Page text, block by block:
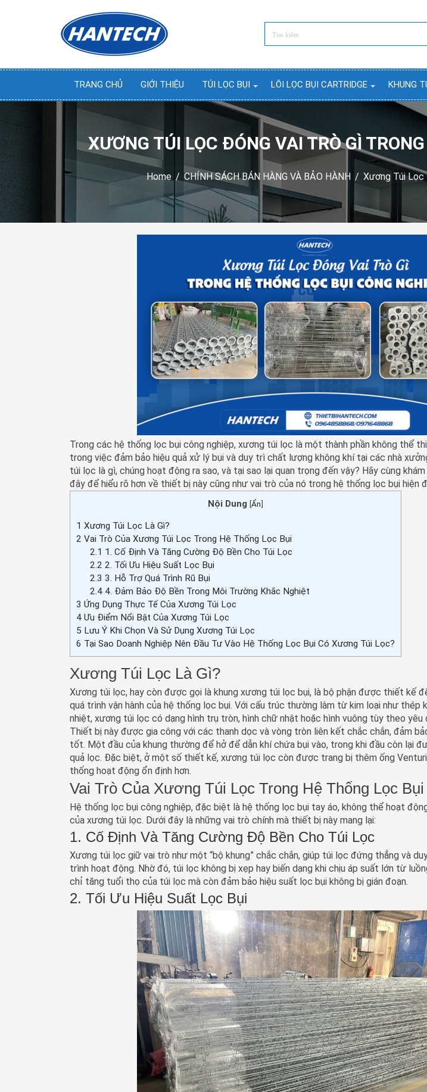
TRANG CHỦ GIỚI THIỆU TÚI LỌC BỤI LÕI LỌC BỤI CARTRIDGE KHUNG
XƯƠNG TÚI LỌC ĐÓNG VAI TRÒ GÌ
Home / CHÍNH SÁCH BÁN HÀNG VÀ BẢO HÀNH / Xương Túi Lọc
Trong các hệ thống lọc bụi công nghiệp, xương túi lọc là một thành phần không thể
trong việc đảm bảo hiệu quả xử lý bụi và duy trì chất lượng không khí tại các nhà
túi lọc là gì, chúng hoạt động ra sao, và tại sao lại quan trọng đến vậy? Hãy cùng
đây để hiểu rõ hơn về thiết bị này cũng như vai trò của nó trong hệ thống lọc bụi hiện
Nội Dung [Ẩn]
1 Xương Túi Lọc Là Gì?
2 Vai Trò Của Xương Túi Lọc Trong Hệ Thống Lọc Bụi
2.1 1. Cố Định Và Tăng Cường Độ Bền Cho Túi Lọc
2.2 2. Tối Ưu Hiệu Suất Lọc Bụi
2.3 3. Hỗ Trợ Quá Trình Rũ Bụi
2.44. Đảm Bảo Độ Bền Trong Môi Trường Khắc Nghiệt
3 Ứng Dụng Thực Tế Của Xương Túi Lọc
4 Ưu Điểm Nổi Bật Của Xương Túi Lọc
5 Lưu Ý Khi Chọn Và Sử Dụng Xương Túi Lọc
6 Tại Sao Doanh Nghiệp Nên Đầu Tư Vào Hệ Thống Lọc Bụi Có Xương Túi Lọc?
Xương Túi Lọc Là Gì?
Xương túi lọc, hay còn được gọi là khung xương túi lọc bụi, là bộ phận được thiết kế
quá trình vận hành của hệ thống lọc bụi. Với cấu trúc thường làm từ kim loại như thép
nhiệt, xương túi lọc có dạng hình trụ tròn, hình chữ nhật hoặc hình vuông tùy theo
Thiết bị này được gia công với các thanh dọc và vòng tròn liên kết chắc chắn, đảm
tốt. Một đầu của khung thường để hở để dẫn khí chứa bụi vào, trong khi đầu còn lại
quả lọc. Đặc biệt, ở một số thiết kế, xương túi lọc còn được trang bị thêm ống Venturi
thống hoạt động ổn định hơn.
Vai Trò Của Xương Túi Lọc Trong Hệ Thống Lọc Bụi
Hệ thống lọc bụi công nghiệp, đặc biệt là hệ thống lọc bụi tay áo, không thể hoạt
của xương túi lọc. Dưới đây là những vai trò chính mà thiết bị này mang lại:
1. Cố Định Và Tăng Cường Độ Bền Cho Túi Lọc
Xương túi lọc giữ vai trò như một “bộ khung” chắc chắn, giúp túi lọc đứng thẳng và
trình hoạt động. Nhờ đó, túi lọc không bị xẹp hay biến dạng khi chịu áp suất lớn từ
chỉ tăng tuổi thọ của túi lọc mà còn đảm bảo hiệu suất lọc bụi không bị gián đoạn.
2. Tối Ưu Hiệu Suất Lọc Bụi